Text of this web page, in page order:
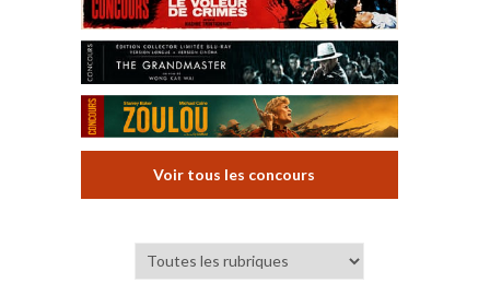
Voir tous les concours